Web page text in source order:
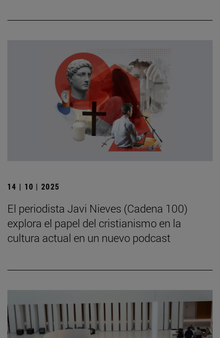
14 | 10 | 2025
El periodista Javi Nieves (Cadena 100)
explora el papel del cristianismo en la
cultura actual en un nuevo podcast